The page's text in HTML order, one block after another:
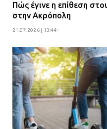
Πώς έγινε η επίθεση
στην Ακρόπολη
21.07.2026 | 13:44